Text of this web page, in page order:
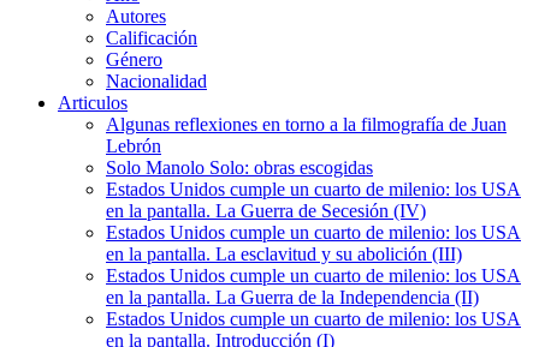
Autores
Calificación
Género
Nacionalidad
Articulos
Algunas reflexiones en torno a la filmografía de Juan
Lebrón
Solo Manolo Solo: obras escogidas
Estados Unidos cumple un cuarto de milenio: los USA
en la pantalla. La Guerra de Secesión (IV)
Estados Unidos cumple un cuarto de milenio: los USA
en la pantalla. La esclavitud y su abolición (III)
Estados Unidos cumple un cuarto de milenio: los USA
en la pantalla. La Guerra de la Independencia (II)
Estados Unidos cumple un cuarto de milenio: los USA
en la pantalla. Introducción (I)